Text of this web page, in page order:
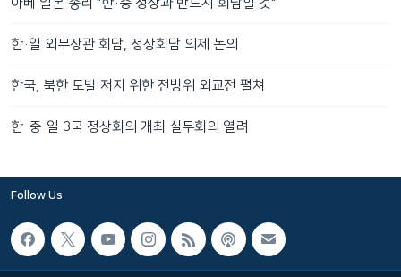
아베 일본 총리 "한·중 정상과 반드시 회담할 것"
한·일 외무장관 회담, 정상회담 의제 논의
한국, 북한 도발 저지 위한 전방위 외교전 펼쳐
한-중-일 3국 정상회의 개최 실무회의 열려
Follow Us